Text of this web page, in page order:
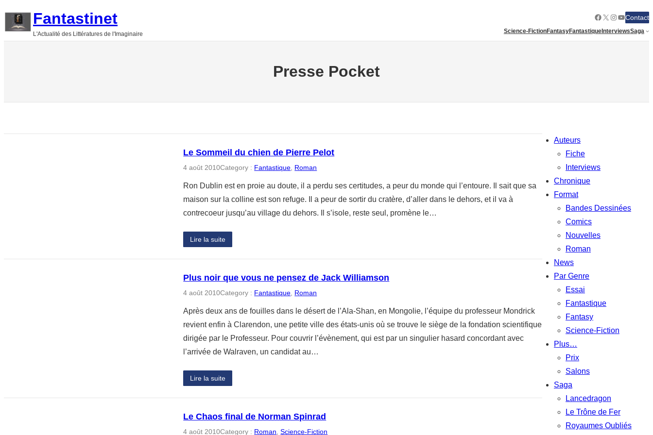
Fantastinet
L'Actualité des Littératures de l'Imaginaire
Facebook
X Instagram
YouTube
Contact
Science-FictionFantasyFantastiqueInterviewsSaga
Presse Pocket
Le Sommeil du chien de Pierre Pelot
4 août 2010Category : Fantastique Roman
Ron Dublin est en proie au doute, il a perdu ses certitudes, a peur du monde qui l’entoure. Il sait que sa
maison sur la colline est son refuge. Il a peur de sortir du cratère, d’aller dans le dehors, et il va à
contrecoeur jusqu’au village du dehors. Il s’isole, reste seul, promène le…
Lire la suite
Plus noir que vous ne pensez de Jack Williamson
4 août 2010Category : Fantastique Roman
Après deux ans de fouilles dans le désert de l’Ala-Shan, en Mongolie, l’équipe du professeur Mondrick
revient enfin à Clarendon, une petite ville des états-unis où se trouve le siège de la fondation scientifique
dirigée par le Professeur. Pour couvrir l’évènement, qui est par un singulier hasard concordant avec
l’arrivée de Walraven, un candidat au…
Lire la suite
Le Chaos final de Norman Spinrad
4 août 2010Category : Roman, Science-Fiction
Auteurs
Fiche
Interviews
Chronique
Format
Bandes Dessinées
Comics
Nouvelles
Roman
News
Par Genre
Essai
Fantastique
Fantasy
Science-Fiction
Plus…
Prix
Salons
Saga
Lancedragon
Le Trône de Fer
Royaumes Oubliés